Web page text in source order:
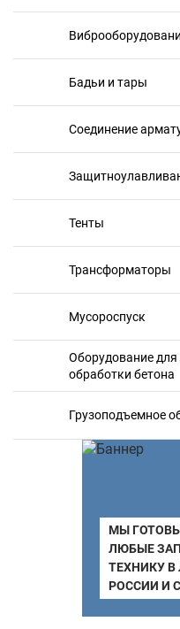
Бадьи и тары
Соединение
Тенты
Трансформаторы
Мусороспуск
Оборудование для
обработки бетона
Грузоподъемное
МЫ
ЛЮБЫЕ
ТЕХНИКУ
РОССИИ И